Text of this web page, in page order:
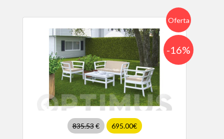
Oferta
835.53€ 695.00€
-16%